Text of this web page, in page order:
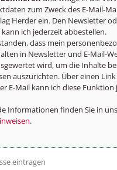
Nach oben
zum Zweck des E-Mail-
Herder ein. Den Newsletter
ich jederzeit abbestellen.
dass mein
in Newsletter und E-Mail-
wird, um die Inhalte
auszurichten. Über einen Link
E-Mail kann ich diese Funktion
Informationen finden Sie in
.